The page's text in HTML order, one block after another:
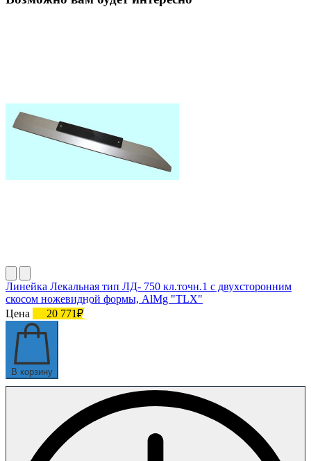
Линейка Лекальная тип ЛД- 750 кл.точн.1 с двухсторонним
скосом ножевидной формы, AlMg "TLX"
Цена
20 771₽
В корзину